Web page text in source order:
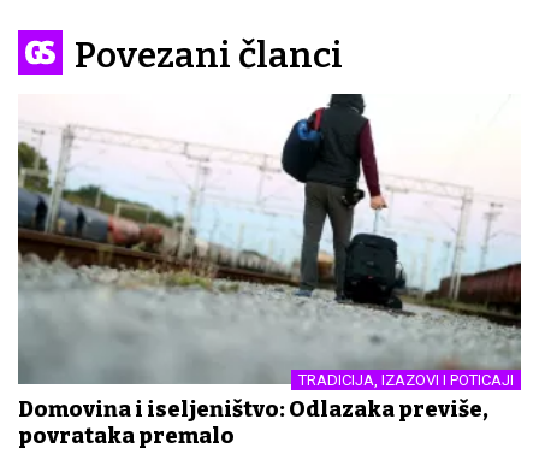
Povezani članci
TRADICIJA, IZAZOVI I POTICAJI
Domovina i iseljeništvo: Odlazaka previše,
povrataka premalo